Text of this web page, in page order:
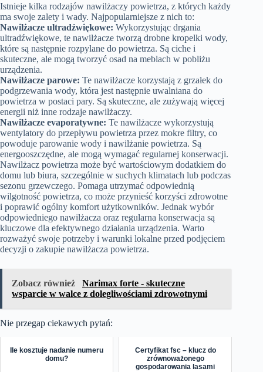
Istnieje kilka rodzajów nawilżaczy powietrza, z których każdy
ma swoje zalety i wady. Najpopularniejsze z nich to:
Nawilżacze ultradźwiękowe: Wykorzystując drgania
ultradźwiękowe, te nawilżacze tworzą drobne kropelki wody,
które są następnie rozpylane do powietrza. Są ciche i
skuteczne, ale mogą tworzyć osad na meblach w pobliżu
urządzenia.
Nawilżacze parowe: Te nawilżacze korzystają z grzałek do
podgrzewania wody, która jest następnie uwalniana do
powietrza w postaci pary. Są skuteczne, ale zużywają więcej
energii niż inne rodzaje nawilżaczy.
Nawilżacze evaporatywne: Te nawilżacze wykorzystują
wentylatory do przepływu powietrza przez mokre filtry, co
powoduje parowanie wody i nawilżanie powietrza. Są
energooszczędne, ale mogą wymagać regularnej konserwacji.
Nawilżacz powietrza może być wartościowym dodatkiem do
domu lub biura, szczególnie w suchych klimatach lub podczas
sezonu grzewczego. Pomaga utrzymać odpowiednią
wilgotność powietrza, co może przynieść korzyści zdrowotne
i poprawić ogólny komfort użytkowników. Jednak wybór
odpowiedniego nawilżacza oraz regularna konserwacja są
kluczowe dla efektywnego działania urządzenia. Warto
rozważyć swoje potrzeby i warunki lokalne przed podjęciem
decyzji o zakupie nawilżacza powietrza.
Zobacz również
Narimax forte - skuteczne
wsparcie w walce z dolegliwościami zdrowotnymi
Nie przegap ciekawych pytań:
Ile kosztuje nadanie numeru
domu?
Certyfikat fsc – klucz do
zrównoważonego
gospodarowania lasami